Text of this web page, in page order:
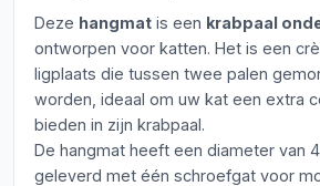
Deze hangmat is een krabpaal
ontworpen voor katten. Het is een
ligplaats die tussen twee palen
worden, ideaal om uw kat een extra
bieden in zijn krabpaal.
De hangmat heeft een diameter van
geleverd met één schroefgat voor